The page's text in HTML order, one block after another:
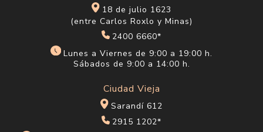
18 de julio 1623
(entre Carlos Roxlo y Minas)
2400 6660*
Lunes a Viernes de 9:00 a 19:00 h.
Sábados de 9:00 a 14:00 h.
Ciudad Vieja
Sarandí 612
2915 1202*